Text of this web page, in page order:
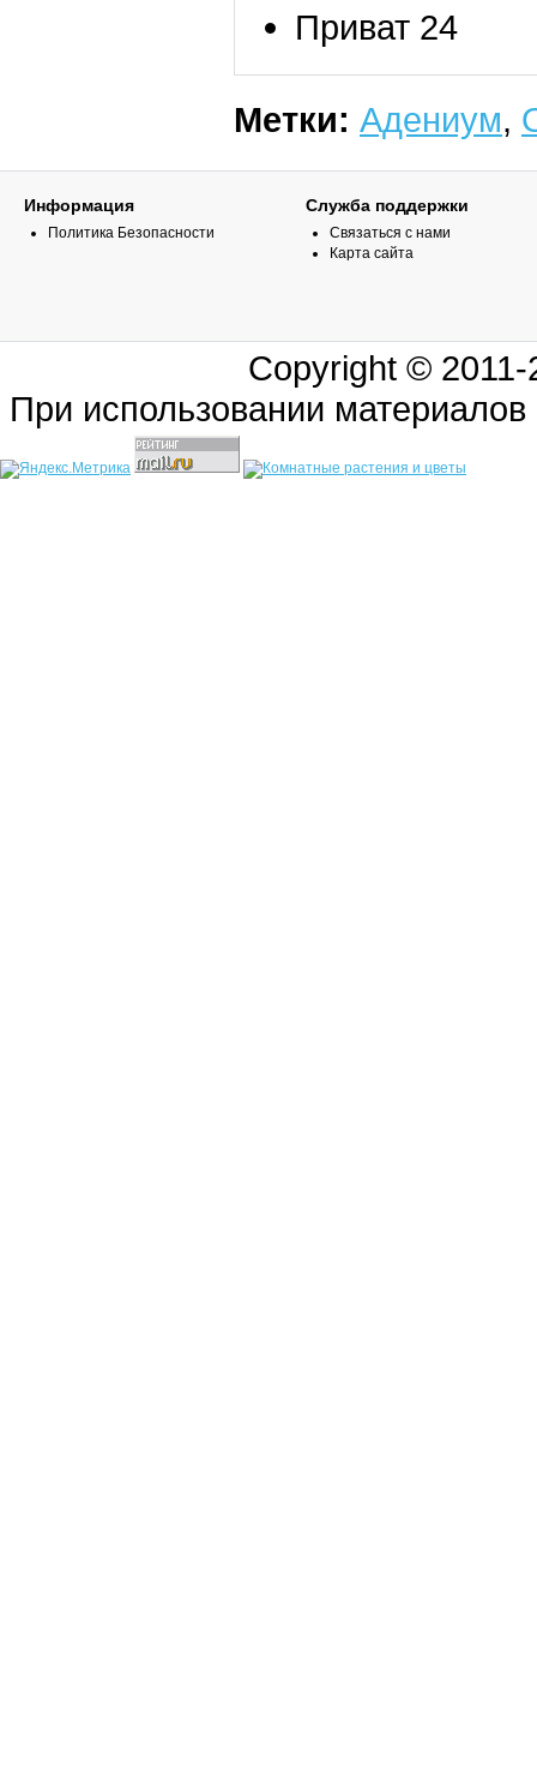
Приват 24
Метки: Адениум,
Информация
Политика Безопасности
Служба поддержки
Связаться с нами
Карта сайта
Copyright ©
При использовании